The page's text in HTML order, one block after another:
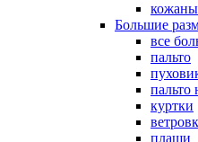
Большие
все
пальто
пальто
куртки
плащи